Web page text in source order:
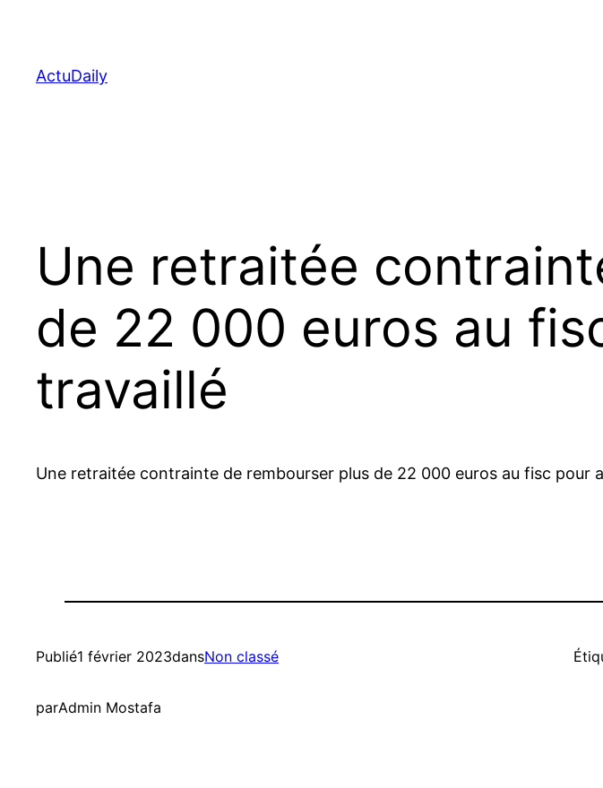
contenu
ActuDaily
Une retraitée
de 22 000 euros au
travaillé
Une retraitée contrainte de rembourser plus de 22 000 euros au fisc pour
Publié1 février 2023dansNon classé
parAdmin Mostafa